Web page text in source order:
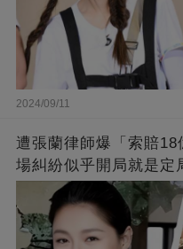
2024/09/11
遭張蘭律師爆「索賠
場糾紛似乎開局就是定